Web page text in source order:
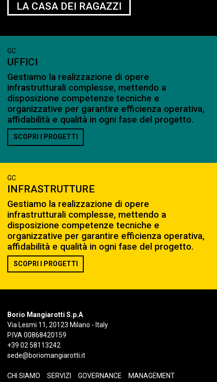
LA CASA DEI RAGAZZI
GC
UFFICI
Gestiamo la realizzazione di opere
infrastrutturali complesse, mettendo a
disposizione competenze tecniche e
organizzative per garantire efficienza operativa,
affidabilità e qualità in ogni fase del progetto.
SCOPRI I PROGETTI
GC
INFRASTRUTTURE
Gestiamo la realizzazione di opere
infrastrutturali complesse, mettendo a
disposizione competenze tecniche e
organizzative per garantire efficienza operativa,
affidabilità e qualità in ogni fase del progetto.
SCOPRI I PROGETTI
Borio Mangiarotti S.p.A
Via Lesmi 11, 20123 Milano - Italy
P.IVA 00868420159
+39 02 58113242
sede@boriomangiarotti.it
CHI SIAMO SERVIZI GOVERNANCE MANAGEMENT